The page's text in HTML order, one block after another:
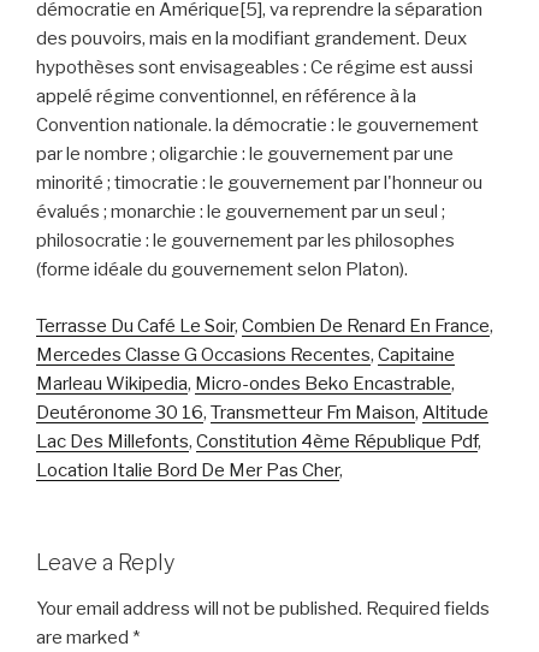
Terrasse Du Café Le Soir, Combien De Renard En France,
Mercedes Classe G Occasions Recentes, Capitaine
Marleau Wikipedia, Micro-ondes Beko Encastrable,
Deutéronome 30 16, Transmetteur Fm Maison, Altitude
Lac Des Millefonts, Constitution 4ème République Pdf,
Location Italie Bord De Mer Pas Cher,
Leave a Reply
Your email address will not be published. Required fields
are marked *